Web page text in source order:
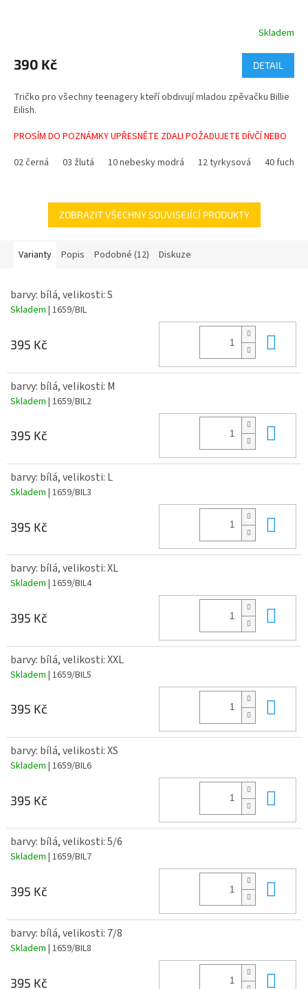
produktu
je
z
5
Skladem
390 Kč DETAIL
Tričko pro všechny teenagery kteří obdivují mladou zpěvačku Billie
Eilish.
PROSÍM DO POZNÁMKY UPŘESNĚTE ZDALI POŽADUJETE DÍVČÍ NEBO
Velikosti - 122 až XL
Barvy - více barev a velikostí
Věnujte prosím pozornost velikostní tabulce.
02 černá 03 žlutá 10 nebesky modrá 12 tyrkysová 40 fuchsie
ZOBRAZIT VŠECHNY SOUVISEJÍCÍ PRODUKTY
Varianty Popis Podobné (12) Diskuze
barvy: bílá, velikosti: S
Skladem | 1659/BIL
395 Kč
barvy: bílá, velikosti: M
Skladem | 1659/BIL2
395 Kč
barvy: bílá, velikosti: L
Skladem | 1659/BIL3
395 Kč
barvy: bílá, velikosti: XL
Skladem | 1659/BIL4
395 Kč
barvy: bílá, velikosti: XXL
Skladem | 1659/BIL5
395 Kč
barvy: bílá, velikosti: XS
Skladem | 1659/BIL6
395 Kč
barvy: bílá, velikosti: 5/6
Skladem | 1659/BIL7
395 Kč
barvy: bílá, velikosti: 7/8
Skladem | 1659/BIL8
395 Kč